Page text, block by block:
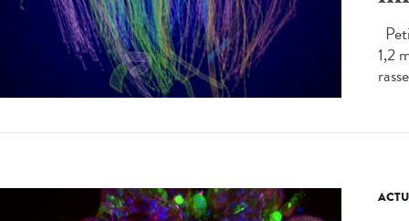
1,2